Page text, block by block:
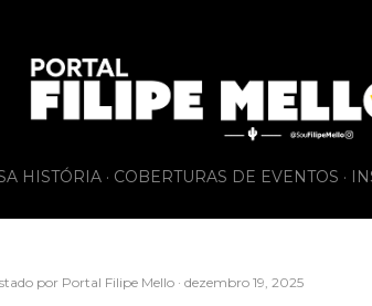
HISTÓRIA COBERTURAS DE EVENTOS
por Portal Filipe Mello dezembro 19, 2025